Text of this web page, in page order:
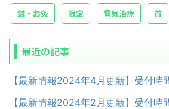
鍼・お灸 限定 電気治療 首
最近の記事
【最新情報2024年4月更新】受付時
【最新情報2024年2月更新】受付時